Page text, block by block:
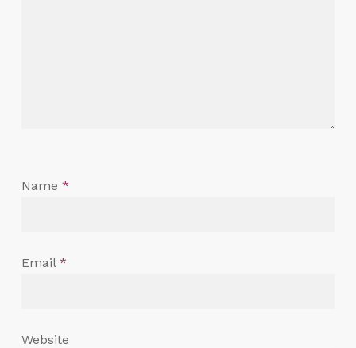
Name *
Email *
Website